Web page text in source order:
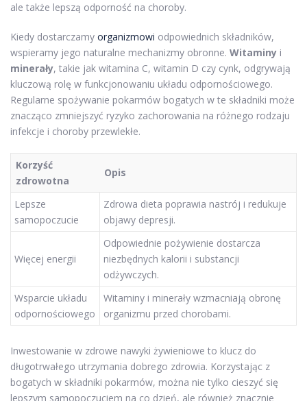
ale także lepszą odporność na choroby.
Kiedy dostarczamy organizmowi odpowiednich składników,
wspieramy jego naturalne mechanizmy obronne. Witaminy i
minerały, takie jak witamina C, witamin D czy cynk, odgrywają
kluczową rolę w funkcjonowaniu układu odpornościowego.
Regularne spożywanie pokarmów bogatych w te składniki może
znacząco zmniejszyć ryzyko zachorowania na różnego rodzaju
infekcje i choroby przewlekłe.
Korzyść
zdrowotna
Opis
Lepsze
samopoczucie
Zdrowa dieta poprawia nastrój i redukuje
objawy depresji.
Więcej energii
Odpowiednie pożywienie dostarcza
niezbędnych kalorii i substancji
odżywczych.
Wsparcie układu
odpornościowego
Witaminy i minerały wzmacniają obronę
organizmu przed chorobami.
Inwestowanie w zdrowe nawyki żywieniowe to klucz do
długotrwałego utrzymania dobrego zdrowia. Korzystając z
bogatych w składniki pokarmów, można nie tylko cieszyć się
lepszym samopoczuciem na co dzień, ale również znacznie